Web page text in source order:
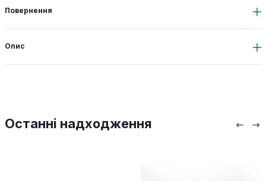
Повернення
Опис
Останні надходження